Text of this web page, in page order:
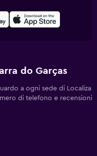
do Garças
a ogni sede di Localiza
di telefono e recensioni